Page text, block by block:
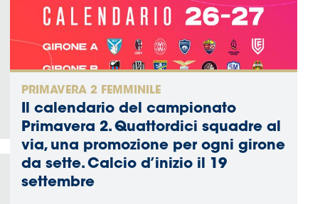
PRIMAVERA 2 FEMMINILE
Il calendario del campionato
Primavera 2. Quattordici squadre al
via, una promozione per ogni girone
da sette. Calcio d’inizio il 19
settembre